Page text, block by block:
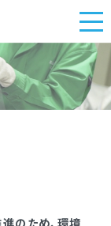
のため、環境